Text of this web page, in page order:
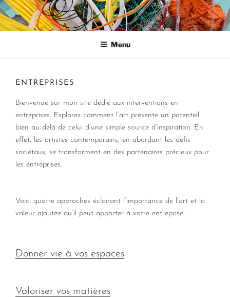
Aller
au
contenu
MARINA ZINDY
Menu
ENTREPRISES
Bienvenue sur mon site dédié aux interventions en
entreprises. Explorez comment l’art présente un potentiel
bien au-delà de celui d’une simple source d’inspiration. En
effet, les artistes contemporains, en abordant les défis
sociétaux, se transforment en des partenaires précieux pour
les entreprises.
Voici quatre approches éclairant l’importance de l’art et la
valeur ajoutée qu’il peut apporter à votre entreprise :
Donner vie à vos espaces
Valoriser vos matières